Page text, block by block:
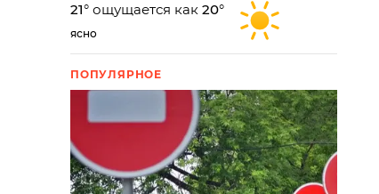
21° ощущается как 20°
ясно
ПОПУЛЯРНОЕ